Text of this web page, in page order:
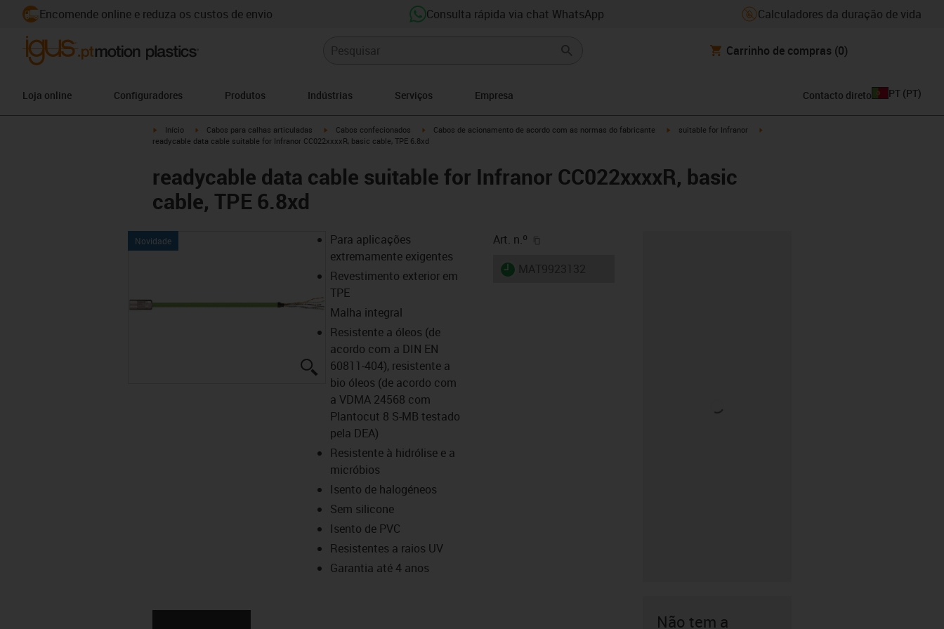
Encomende online e reduza os custos de envio Consulta rápida via chat WhatsApp Calculadores da duração de vida
Carrinho de compras (0)
Loja online Configuradores Produtos Indústrias Serviços Empresa Contacto direto PT (PT)
igus-icon-arrow-right
Início igus-icon-arrow-right
Cabos para calhas articuladas igus-icon-arrow-right
Cabos confecionados igus-icon-arrow-right
Cabos de acionamento de acordo com as normas do fabricante igus-icon-arrow-right
suitable for Infranor
readycable data cable suitable for Infranor CC022xxxxR, basic cable, TPE 6.8xd
readycable data cable suitable for Infranor CC022xxxxR, basic
cable, TPE 6.8xd
Novidade
igus-icon-lupe
Para aplicações
extremamente exigentes
Revestimento exterior em
TPE
Malha integral
Resistente a óleos (de
acordo com a DIN EN
60811-404), resistente a
bio óleos (de acordo com
a VDMA 24568 com
Plantocut 8 S-MB testado
pela DEA)
Resistente à hidrólise e a
micróbios
Isento de halogéneos
Sem silicone
Isento de PVC
Resistentes a raios UV
Garantia até 4 anos
Art. n.º
igus-icon-lieferzeit
Não tem a